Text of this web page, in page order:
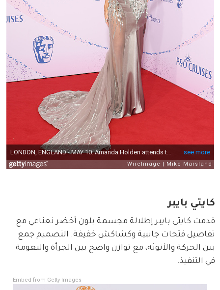
كايتي بايبر
قدمت كايتي بايبر إطلالة مجسمة بلون أخضر نعناعي مع
تفاصيل فتحات جانبية وكشاكش خفيفة. التصميم جمع
بين الحركة والأنوثة، مع توازن واضح بين الجرأة والنعومة
في التنفيذ.
Embed from Getty Images